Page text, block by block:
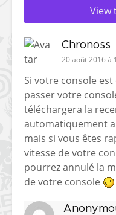
View
Chronoss
20 août 2016 à
Si votre console
passer votre
téléchargera la
automatiquement
mais si vous êtes
vitesse de votre
pourrez annulé la
de votre console